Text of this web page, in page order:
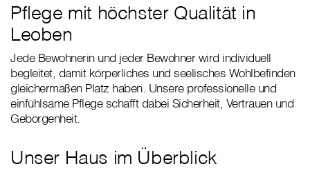
Pflege mit höchster Qualität in
Leoben
Jede Bewohnerin und jeder Bewohner wird individuell
begleitet, damit körperliches und seelisches Wohlbefinden
gleichermaßen Platz haben. Unsere professionelle und
einfühlsame Pflege schafft dabei Sicherheit, Vertrauen und
Geborgenheit.
Unser Haus im Überblick